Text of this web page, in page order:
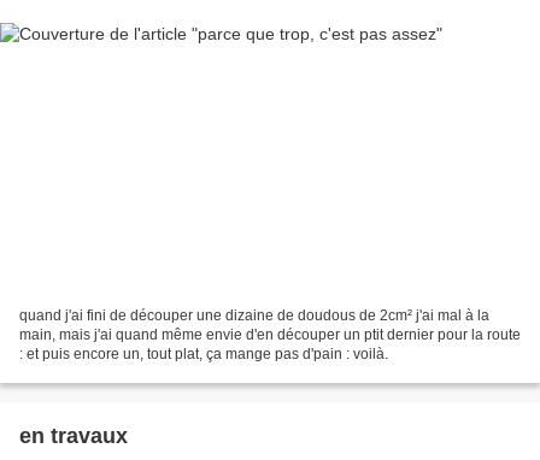
quand j'ai fini de découper une dizaine de doudous de 2cm² j'ai mal à la
main, mais j'ai quand même envie d'en découper un ptit dernier pour la route
: et puis encore un, tout plat, ça mange pas d'pain : voilà.
en travaux